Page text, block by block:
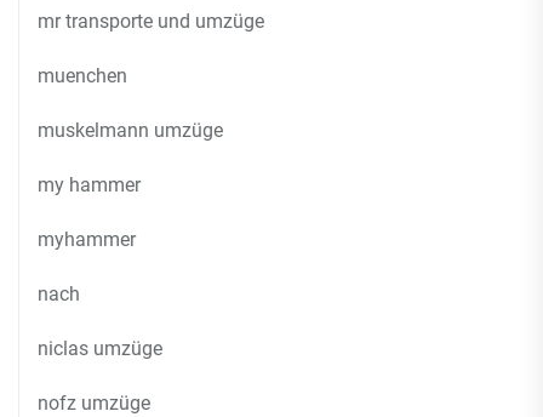
mr transporte und umzüge
muenchen
muskelmann umzüge
my hammer
myhammer
nach
niclas umzüge
nofz umzüge